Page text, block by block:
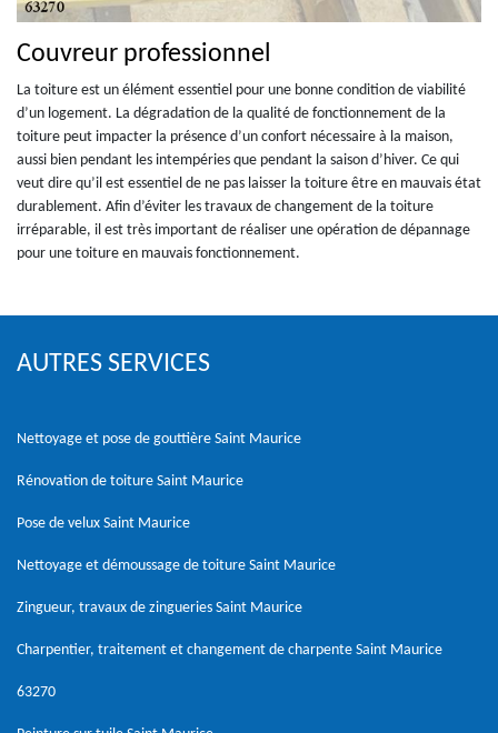
Couvreur professionnel
La toiture est un élément essentiel pour une bonne condition de viabilité
d’un logement. La dégradation de la qualité de fonctionnement de la
toiture peut impacter la présence d’un confort nécessaire à la maison,
aussi bien pendant les intempéries que pendant la saison d’hiver. Ce qui
veut dire qu’il est essentiel de ne pas laisser la toiture être en mauvais état
durablement. Afin d’éviter les travaux de changement de la toiture
irréparable, il est très important de réaliser une opération de dépannage
pour une toiture en mauvais fonctionnement.
AUTRES SERVICES
Nettoyage et pose de gouttière Saint Maurice
Rénovation de toiture Saint Maurice
Pose de velux Saint Maurice
Nettoyage et démoussage de toiture Saint Maurice
Zingueur, travaux de zingueries Saint Maurice
Charpentier, traitement et changement de charpente Saint Maurice
63270